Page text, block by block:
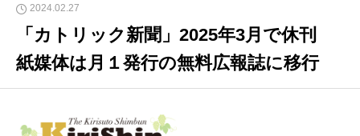
2024.02.27
「カトリック新聞」2025年3月で休刊
紙媒体は月１発行の無料広報誌に移行